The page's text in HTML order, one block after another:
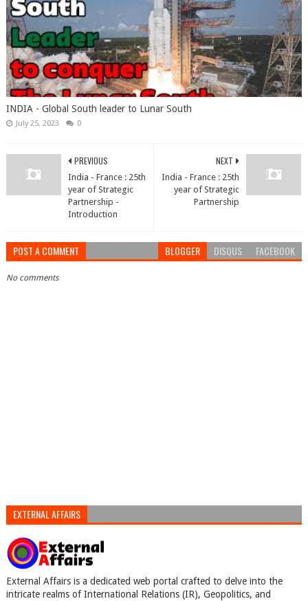
INDIA - Global South leader to Lunar South
July 25, 2023 0
NEXT
India - France : 25th
year of Strategic
Partnership
PREVIOUS
India - France : 25th
year of Strategic
Partnership -
Introduction
POST A COMMENT BLOGGER DISQUS FACEBOOK
No comments
EXTERNAL AFFAIRS
External Affairs is a dedicated web portal crafted to delve into the
intricate realms of International Relations (IR), Geopolitics, and